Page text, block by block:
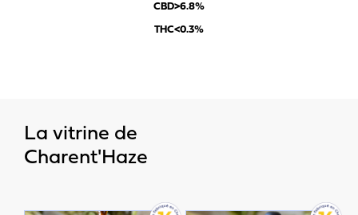
CBD>6.8%
THC<0.3%
La vitrine de
Charent'Haze